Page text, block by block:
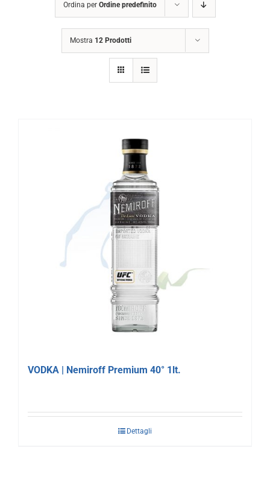
Ordina per Ordine predefinito
Mostra 12 Prodotti
VODKA | Nemiroff Premium 40° 1lt.
Dettagli